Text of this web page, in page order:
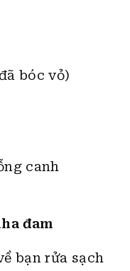
bóc vỏ)
canh
đam
bạn rửa sạch